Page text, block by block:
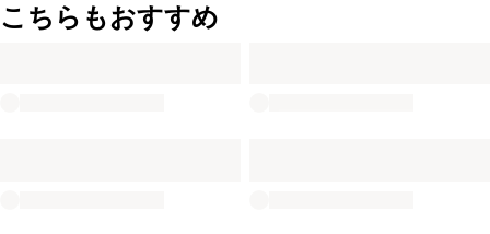
こちらもおすすめ